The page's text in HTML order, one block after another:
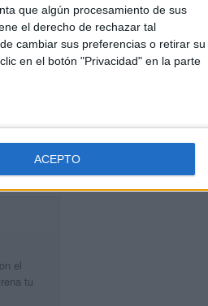
que algún procesamiento de sus
el derecho de rechazar tal
cambiar sus preferencias o retirar su
en el botón "Privacidad" en la parte
ACEPTO
el
tu